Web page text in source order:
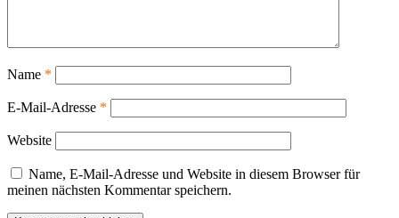
Name *
E-Mail-Adresse *
Website
Name, E-Mail-Adresse und Website in diesem Browser für
meinen nächsten Kommentar speichern.